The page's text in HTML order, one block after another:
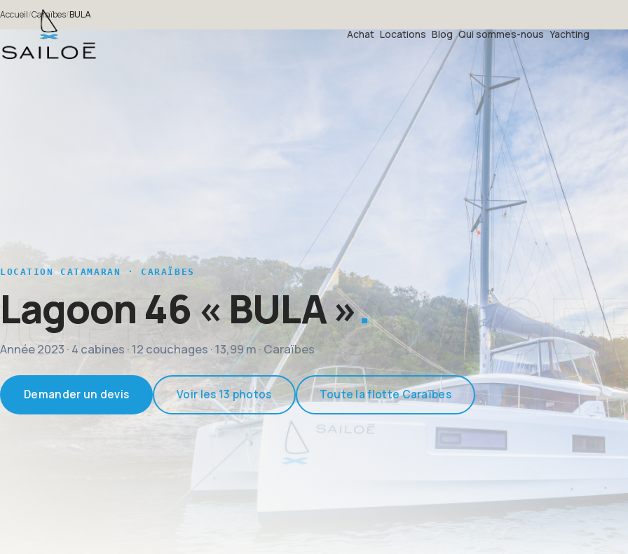
Achat Locations Blog Qui sommes-nous Yachting
Accueil/Caraïbes/BULA
LOCATION CATAMARAN · CARAÏBES
Lagoon 46« BULA »
Année 2023 · 4 cabines · 12 couchages · 13,99 m · Caraïbes
Demander un devis Voir les 13 photos Toute la flotte Caraïbes